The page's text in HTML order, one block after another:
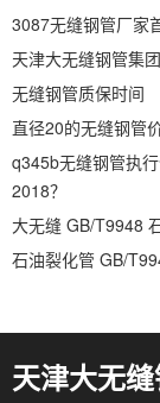
3087无缝钢管厂家
天津大无缝钢管集
无缝钢管质保时间
直径20的无缝钢管
q345b无缝钢管执
2018？
大无缝 GB/T9948
石油裂化管 GB/
天津大无